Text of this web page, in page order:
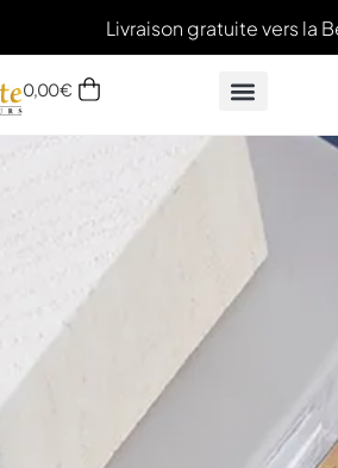
Livraison gratuite vers la
0,00€